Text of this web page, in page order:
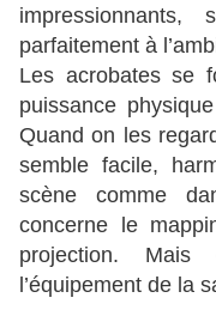
parfaitement à
Les acrobates se
puissance
Quand on les
semble facile,
scène comme
concerne le
projection.
l’équipement de la